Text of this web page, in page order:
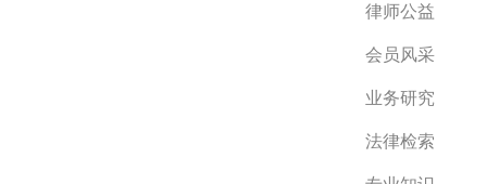
律师公益
会员风采
业务研究
法律检索